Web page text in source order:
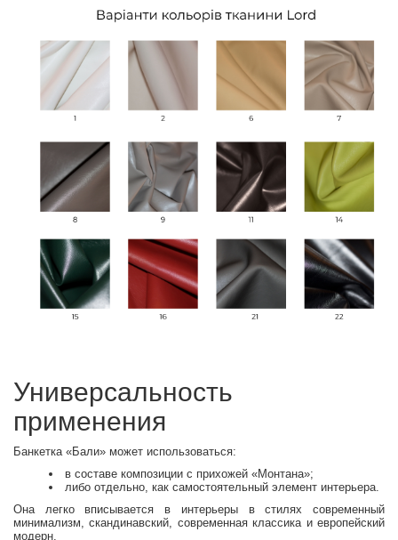
Универсальность
применения
Банкетка «Бали» может использоваться:
в составе композиции с прихожей «Монтана»;
либо отдельно, как самостоятельный элемент интерьера.
Она легко вписывается в интерьеры в стилях современный
минимализм, скандинавский, современная классика и европейский
модерн.